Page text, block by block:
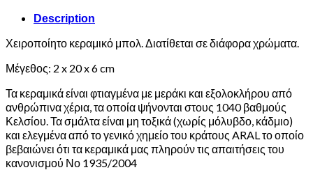
Description
Χειροποίητο κεραμικό μπολ. Διατίθεται σε διάφορα χρώματα.
Μέγεθος: 2 x 20 x 6 cm
Τα κεραμικά είναι φτιαγμένα με μεράκι και εξολοκλήρου από
ανθρώπινα χέρια, τα οποία ψήνονται στους 1040 βαθμούς
Κελσίου. Τα σμάλτα είναι μη τοξικά (χωρίς μόλυβδο, κάδμιο)
και ελεγμένα από το γενικό χημείο του κράτους ARAL το οποίο
βεβαιώνει ότι τα κεραμικά μας πληρούν τις απαιτήσεις του
κανονισμού Νο 1935/2004